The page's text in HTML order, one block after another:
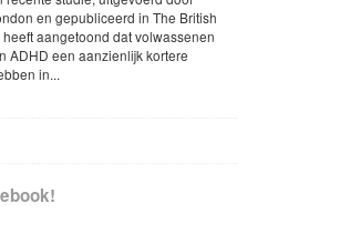
en gepubliceerd in The British
aangetoond dat volwassenen
ADHD een aanzienlijk kortere
in...